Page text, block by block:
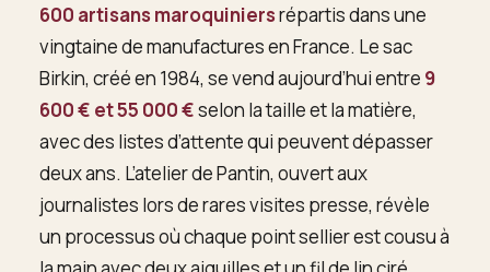
600 artisans maroquiniersrépartis dans une
vingtaine de manufactures en France. Le sac
Birkin, créé en 1984, se vend aujourd’hui entre 9
600 € et 55 000 €selon la taille et la matière,
avec des listes d’attente qui peuvent dépasser
deux ans. L’atelier de Pantin, ouvert aux
journalistes lors de rares visites presse, révèle
un processus où chaque point sellier est cousu à